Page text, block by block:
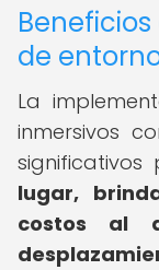
de
La
inmersivos
significativos
lugar,
costos al